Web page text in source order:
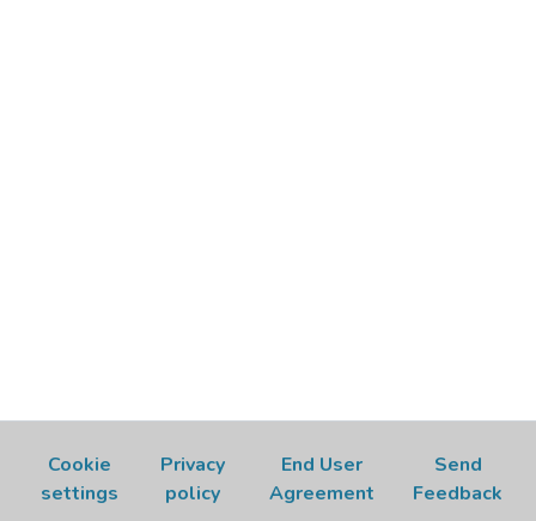
Cookie
settings
Privacy
policy
End User
Agreement
Send
Feedback